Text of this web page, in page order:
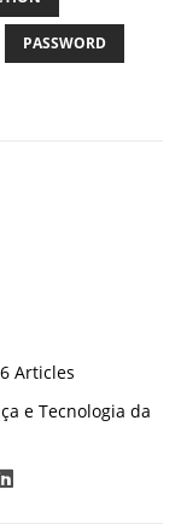
PASSWORD
Articles
e Tecnologia da